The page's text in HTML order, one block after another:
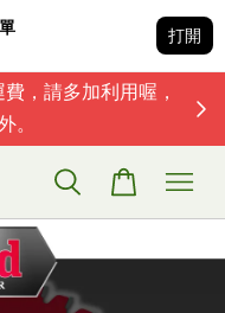
打開
，請多加利用喔，
。